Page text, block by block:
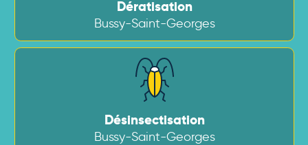
Dératisation
Bussy-Saint-Georges
Désinsectisation
Bussy-Saint-Georges